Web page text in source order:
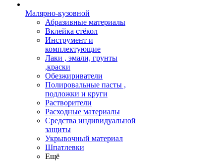
Малярно-кузовной
Абразивные материалы
Вклейка стёкол
Инструмент и
комплектующие
Лаки , эмали, грунты
,краски
Обезжириватели
Полировальные пасты ,
подложки и круги
Растворители
Расходные материалы
Средства индивидуальной
защиты
Укрывочный материал
Шпатлевки
Ещё